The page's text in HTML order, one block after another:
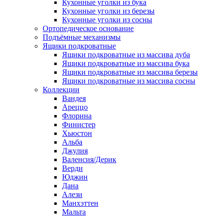
Кухонные уголки из бука
Кухонные уголки из березы
Кухонные уголки из сосны
Ортопедическое основание
Подъёмные механизмы
Ящики подкроватные
Ящики подкроватные из массива дуба
Ящики подкроватные из массива бука
Ящики подкроватные из массива березы
Ящики подкроватные из массива сосны
Коллекции
Вандея
Ареццо
Флорина
Финистер
Хьюстон
Альба
Джулия
Валенсия/Дерик
Верди
Юджин
Дана
Алези
Манхэттен
Мальта